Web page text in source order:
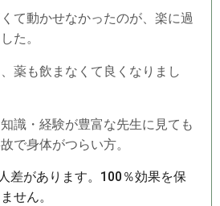
て動かせなかったのが、楽に過
た。
薬も飲まなくて良くなりまし
識・経験が豊富な先生に見ても
で身体がつらい方。
差があります。100％効果を保
せん。